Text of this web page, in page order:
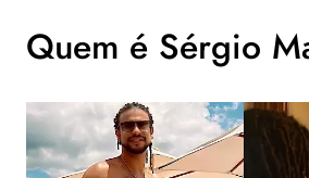
Quem é Sérgio